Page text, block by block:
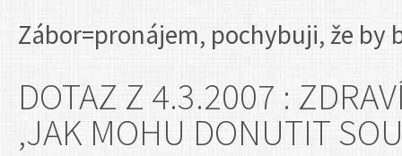
Zábor=pronájem, pochybuji, že by
DOTAZ Z 4.3.2007 :
,JAK MOHU DONUTIT